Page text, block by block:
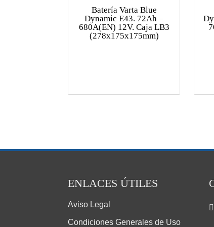
Batería Varta Blue
Dynamic E43. 72Ah –
680A(EN) 12V. Caja LB3
(278x175x175mm)
ENLACES ÚTILES
Aviso Legal
Condiciones Generales de Uso